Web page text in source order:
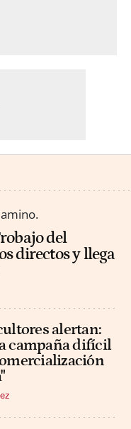
del
directos y llega
alertan:
campaña difícil